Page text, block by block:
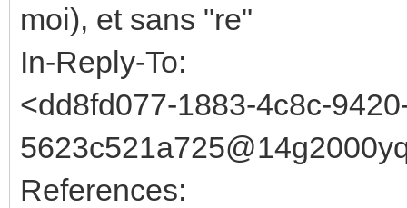
moi), et sans "re"
In-Reply-To:
<dd8fd077-1883-4c8c-
References: